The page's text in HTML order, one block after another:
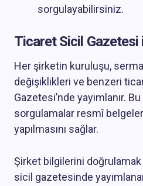
sorgulayabilirsiniz.
Ticaret Sicil Gazetesi
Her şirketin kuruluşu,
değişiklikleri ve benzeri
Gazetesi’nde yayımlanır.
sorgulamalar resmî
yapılmasını sağlar.
Şirket bilgilerini
sicil gazetesinde